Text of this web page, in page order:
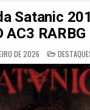
Satanic
AC3 RARBG
DE 2026 POSTED
IN